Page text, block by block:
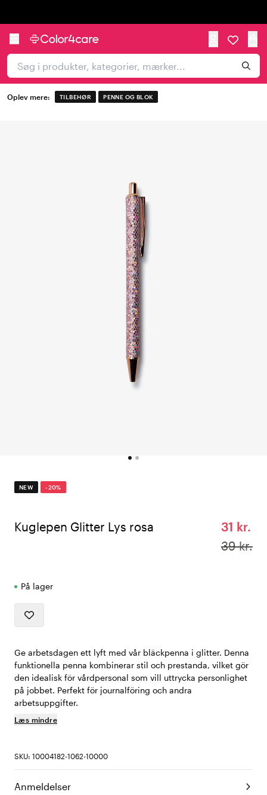
Oplev mere: TILBEHØR PENNE OG BLOK
NEW -20%
Kuglepen Glitter Lys rosa
31 kr.
39 kr.
På lager
Ge arbetsdagen ett lyft med vår bläckpenna i glitter. Denna
funktionella penna kombinerar stil och prestanda, vilket gör
den idealisk för vårdpersonal som vill uttrycka personlighet
på jobbet. Perfekt för journalföring och andra
arbetsuppgifter.
Læs mindre
SKU: 10004182-1062-10000
Anmeldelser